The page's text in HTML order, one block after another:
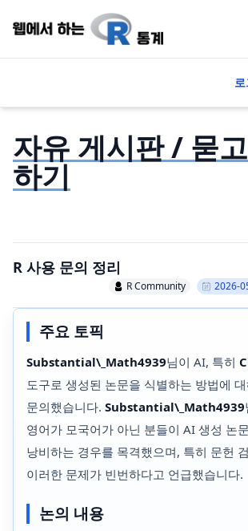
자유 게시판 / 묻
하기
R 사용 문의 정리
R Community 2026-
주요 토픽
Substantial\_Math4939님이 AI, 특히
도구로 생성된 논문을 식별하는 방법에 대
문의했습니다. Substantial\_Math4939
영어가 모국어가 아닌 분들이 AI 생성 논
낭비하는 경우를 목격했으며, 특히 문헌
이러한 문제가 빈번하다고 언급했습니다.
논의 내용